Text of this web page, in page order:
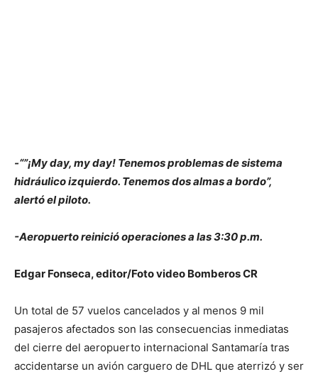
-“”¡My day, my day! Tenemos problemas de sistema
hidráulico izquierdo. Tenemos dos almas a bordo”,
alertó el piloto.
-Aeropuerto reinició operaciones a las 3:30 p.m.
Edgar Fonseca, editor/Foto video Bomberos CR
Un total de 57 vuelos cancelados y al menos 9 mil
pasajeros afectados son las consecuencias inmediatas
del cierre del aeropuerto internacional Santamaría tras
accidentarse un avión carguero de DHL que aterrizó y ser